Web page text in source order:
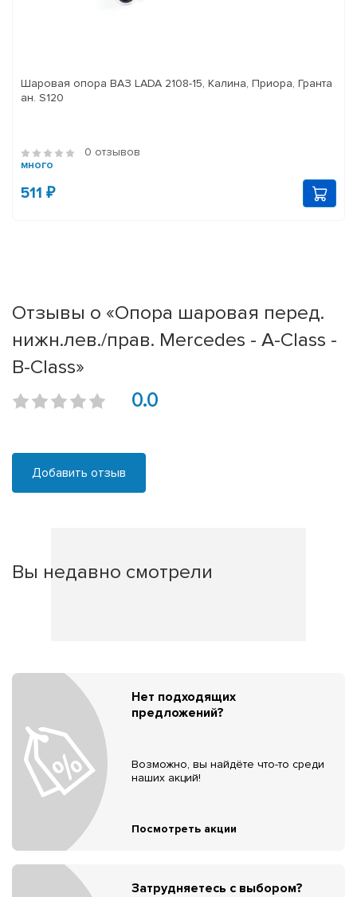
Шаровая опора ВАЗ LADA 2108-15, Калина, Приора, Гранта
ан. S120
0 отзывов
много
511 ₽
Отзывы о «Опора шаровая перед.
нижн.лев./прав. Mercedes - A-Class -
B-Class»
0.0
Добавить отзыв
Вы недавно смотрели
Нет подходящих
предложений?
Возможно, вы найдёте что-то среди
наших акций!
Посмотреть акции
Затрудняетесь с выбором?